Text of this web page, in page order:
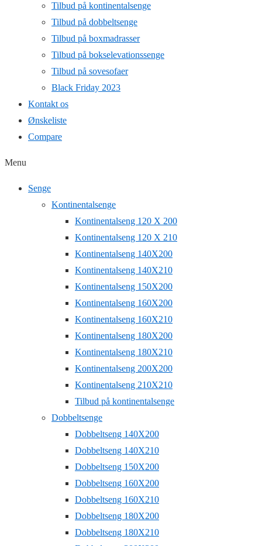
Tilbud på kontinentalsenge
Tilbud på dobbeltsenge
Tilbud på boxmadrasser
Tilbud på bokselevationssenge
Tilbud på sovesofaer
Black Friday 2023
Kontakt os
Ønskeliste
Compare
Menu
Senge
Kontinentalsenge
Kontinentalseng 120 X 200
Kontinentalseng 120 X 210
Kontinentalseng 140X200
Kontinentalseng 140X210
Kontinentalseng 150X200
Kontinentalseng 160X200
Kontinentalseng 160X210
Kontinentalseng 180X200
Kontinentalseng 180X210
Kontinentalseng 200X200
Kontinentalseng 210X210
Tilbud på kontinentalsenge
Dobbeltsenge
Dobbeltseng 140X200
Dobbeltseng 140X210
Dobbeltseng 150X200
Dobbeltseng 160X200
Dobbeltseng 160X210
Dobbeltseng 180X200
Dobbeltseng 180X210